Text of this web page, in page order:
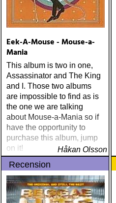
Eek-A-Mouse - Mouse-a-
Mania
This album is two in one,
Assassinator and The King
and I. Those two albums
are impossible to find as is
the one we are talking
about Mouse-a-Mania so if
have the opportunity to
purchase this album, jump
on it!
Håkan Olsson
Recension